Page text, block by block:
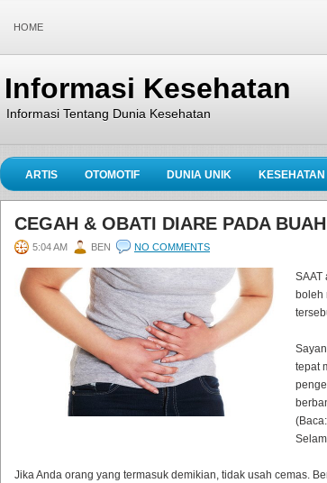
HOME
Informasi Kesehatan
Informasi Tentang Dunia Kesehatan
ARTIS OTOMOTIF DUNIA UNIK KESEHATAN
CEGAH & OBATI DIARE PADA
5:04 AM BEN NO COMMENTS
SAAT
boleh
tepat
Jika Anda orang yang termasuk demikian, tidak usah cemas.